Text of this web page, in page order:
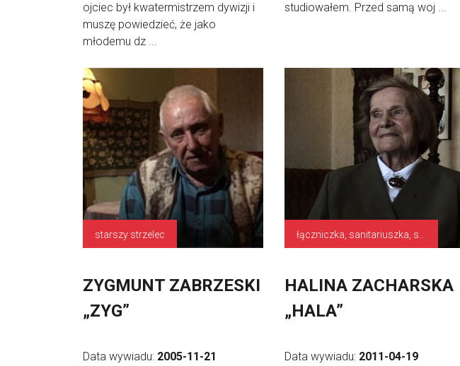
ojciec był kwatermistrzem dywizji i
muszę powiedzieć, że jako
młodemu dz ...
studiowałem. Przed samą woj ...
starszy strzelec
ZYGMUNT ZABRZESKI
„ZYG”
Data wywiadu: 2005-11-21
HALINA ZACHARSKA
„HALA”
Data wywiadu: 2011-04-19